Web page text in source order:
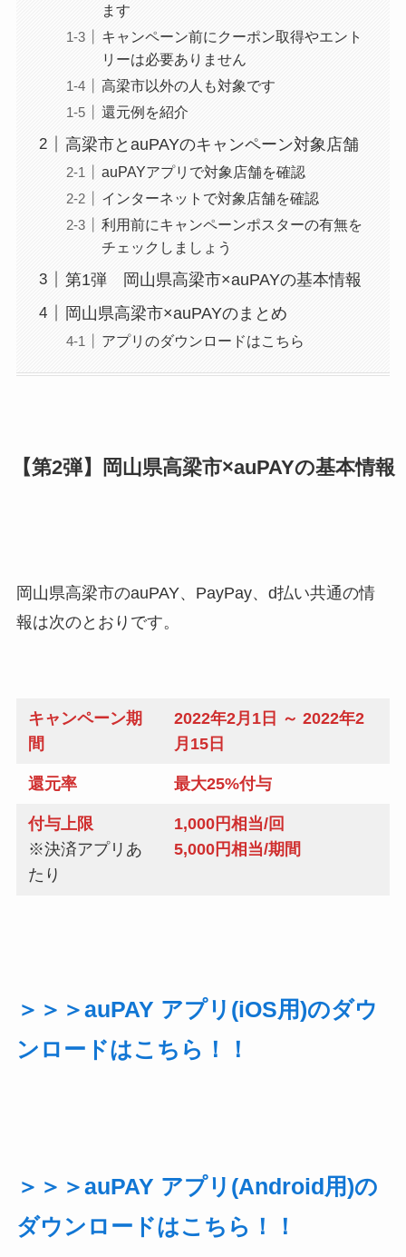
ます
キャンペーン前にクーポン取得やエント
リーは必要ありません
高梁市以外の人も対象です
還元例を紹介
高梁市とauPAYのキャンペーン対象店舗
auPAYアプリで対象店舗を確認
インターネットで対象店舗を確認
利用前にキャンペーンポスターの有無を
チェックしましょう
第1弾 岡山県高梁市×auPAYの基本情報
岡山県高梁市×auPAYのまとめ
アプリのダウンロードはこちら
【第2弾】岡山県高梁市×auPAYの基本情報
岡山県高梁市のauPAY、PayPay、d払い共通の情
報は次のとおりです。
キャンペーン期
間
2022年2月1日 ～ 2022年2
月15日
還元率 最大25%付与
付与上限
※決済アプリあ
たり
1,000円相当/回
5,000円相当/期間
＞＞＞auPAY アプリ(iOS用)のダウ
ンロードはこちら！！
＞＞＞auPAY アプリ(Android用)の
ダウンロードはこちら！！